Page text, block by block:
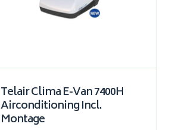
Telair Clima E-Van 7400H
Airconditioning Incl.
Montage